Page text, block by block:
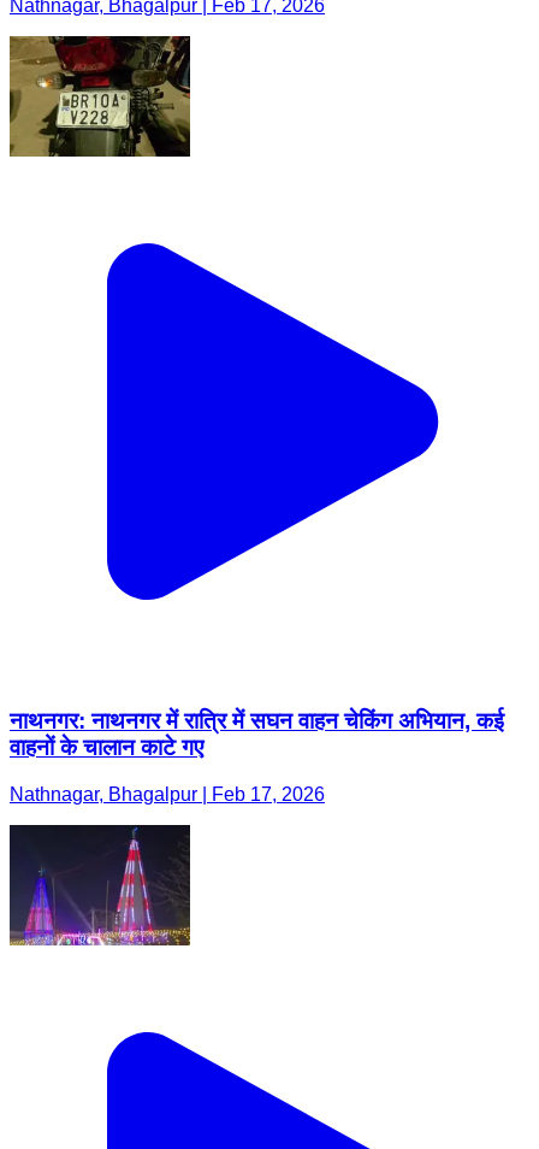
Nathnagar, Bhagalpur | Feb 17, 2026
नाथनगर: नाथनगर में रात्रि में सघन वाहन चेकिंग अभियान, कई
वाहनों के चालान काटे गए
Nathnagar, Bhagalpur | Feb 17, 2026